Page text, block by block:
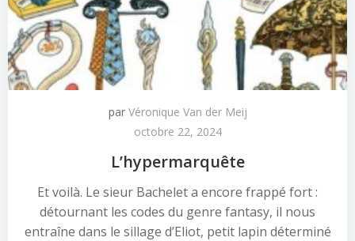
par Véronique Van der Meij
octobre 22, 2024
L’hypermarquête
Et voilà. Le sieur Bachelet a encore frappé fort :
détournant les codes du genre fantasy, il nous
entraîne dans le sillage d’Eliot, petit lapin déterminé